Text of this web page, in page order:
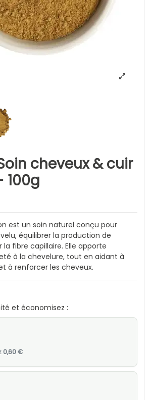
cheveux & cuir
100g
est un soin naturel conçu pour
équilibrer la production de
fibre capillaire. Elle apporte
à la chevelure, tout en aidant à
à renforcer les cheveux.
et économisez :
0,60 €